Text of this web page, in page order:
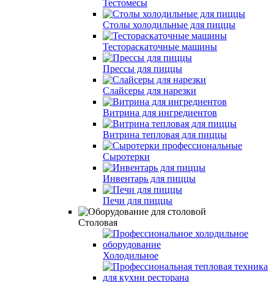
Тестомесы
Столы холодильные для пиццы
Тестораскаточные машины
Прессы для пиццы
Слайсеры для нарезки
Витрина для ингредиентов
Витрина тепловая для пиццы
Сыротерки
Инвентарь для пиццы
Печи для пиццы
Cтоловая
Холодильное